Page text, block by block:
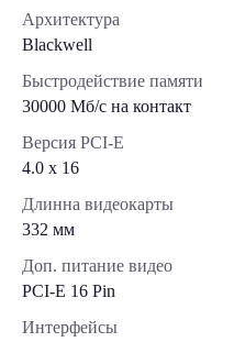
Архитектура
Blackwell
Быстродействие памяти
30000 Мб/с на контакт
Версия PCI-E
4.0 x 16
Длинна видеокарты
332 мм
Доп. питание видео
PCI-E 16 Pin
Интерфейсы